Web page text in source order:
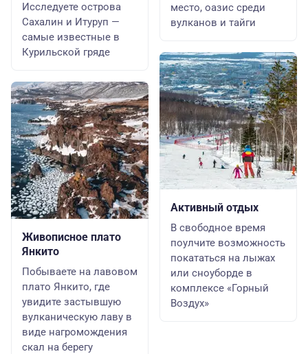
Исследуете острова
Сахалин и Итуруп —
самые известные в
Курильской гряде
Живописное плато
Янкито
Побываете на лавовом
плато Янкито, где
увидите застывшую
вулканическую лаву в
виде нагромождения
скал на берегу
место, оазис среди
вулканов и тайги
Активный отдых
В свободное время
поулчите возможность
покататься на лыжах
или сноуборде в
комплексе «Горный
Воздух»